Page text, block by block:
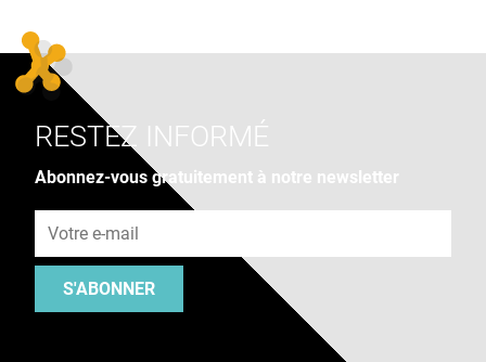
RESTEZ INFORMÉ
Abonnez-vous gratuitement à notre newsletter
S'ABONNER